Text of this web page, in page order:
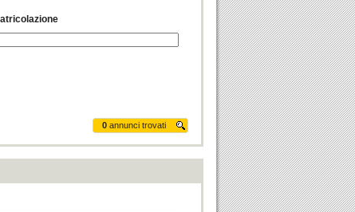
0 annunci trovati